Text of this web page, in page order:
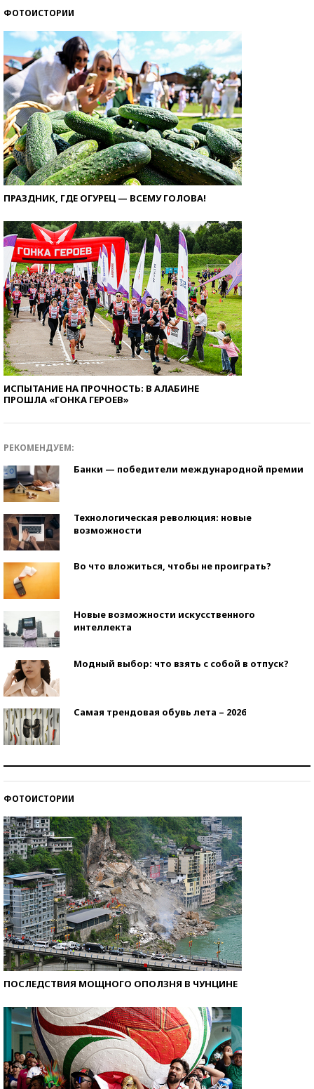
ФОТОИСТОРИИ
ПРАЗДНИК, ГДЕ ОГУРЕЦ — ВСЕМУ ГОЛОВА!
ИСПЫТАНИЕ НА ПРОЧНОСТЬ: В АЛАБИНЕ
ПРОШЛА «ГОНКА ГЕРОЕВ»
РЕКОМЕНДУЕМ:
Банки — победители международной премии
Технологическая революция: новые
возможности
Во что вложиться, чтобы не проиграть?
Новые возможности искусственного
интеллекта
Модный выбор: что взять с собой в отпуск?
Самая трендовая обувь лета – 2026
ФОТОИСТОРИИ
ПОСЛЕДСТВИЯ МОЩНОГО ОПОЛЗНЯ В ЧУНЦИНЕ